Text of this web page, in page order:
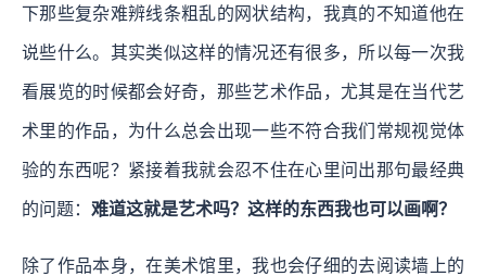
下那些复杂难辨线条粗乱的网状结构，我真的不知道他在
说些什么。其实类似这样的情况还有很多，所以每一次我
看展览的时候都会好奇，那些艺术作品，尤其是在当代艺
术里的作品，为什么总会出现一些不符合我们常规视觉体
验的东西呢？紧接着我就会忍不住在心里问出那句最经典
的问题： 难道这就是艺术吗？这样的东西我也可以画啊？
除了作品本身，在美术馆里，我也会仔细的去阅读墙上的